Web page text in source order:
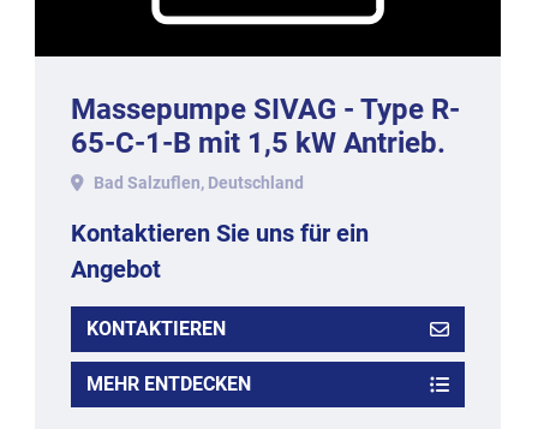
Massepumpe SIVAG - Type R-
65-C-1-B mit 1,5 kW Antrieb.
Bad Salzuflen, Deutschland
Kontaktieren Sie uns für ein
Angebot
KONTAKTIEREN
MEHR ENTDECKEN